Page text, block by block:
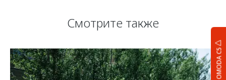
OMODA C5
Смотрите также